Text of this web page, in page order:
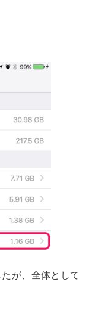
が、全体として